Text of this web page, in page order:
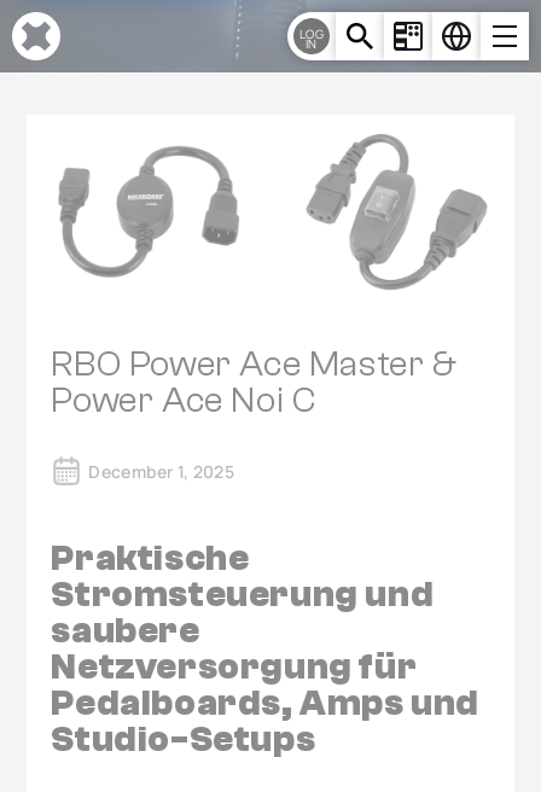
Cookie-Einstellungen
LOG
IN
RBO Power Ace Master &
Power Ace Noi C
December 1, 2025
Praktische
Stromsteuerung und
saubere
Netzversorgung für
Pedalboards, Amps und
Studio-Setups